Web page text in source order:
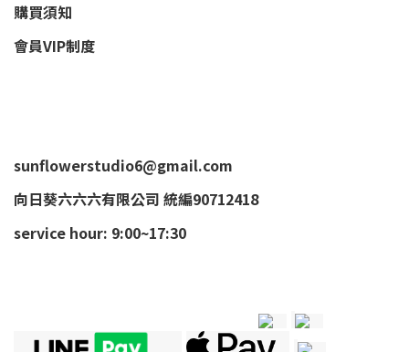
購買須知
會員VIP制度
sunflowerstudio6@gmail.com
向日葵六六六有限公司 統編90712418
service hour: 9:00~17:30